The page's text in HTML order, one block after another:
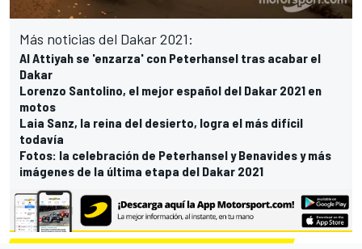
Más noticias del Dakar 2021:
Al Attiyah se 'enzarza' con Peterhansel tras acabar el
Dakar
Lorenzo Santolino, el mejor español del Dakar 2021 en
motos
Laia Sanz, la reina del desierto, logra el más difícil
todavía
Fotos: la celebración de Peterhansel y Benavides y más
imágenes de la última etapa del Dakar 2021